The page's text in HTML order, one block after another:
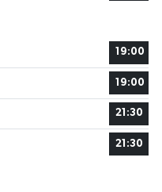
19:00
19:00
21:30
21:30